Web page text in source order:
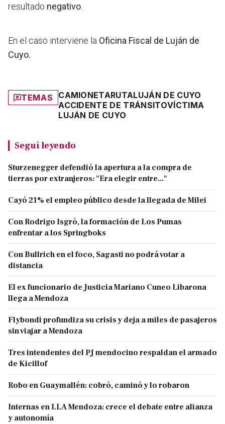
resultado negativo
En el caso interviene la Oficina Fiscal de Luján de
Cuyo.
TEMAS CAMIONETARUTALUJÁN DE CUYO
ACCIDENTE DE TRÁNSITOVÍCTIMA
LUJÁN DE CUYO
Seguí leyendo
Sturzenegger defendió la apertura a la compra de
tierras por extranjeros: "Era elegir entre..."
Cayó 21% el empleo público desde la llegada de Milei
Con Rodrigo Isgró, la formación de Los Pumas
enfrentar a los Springboks
Con Bullrich en el foco, Sagasti no podrá votar a
distancia
El ex funcionario de Justicia Mariano Cuneo Libarona
llega a Mendoza
Flybondi profundiza su crisis y deja a miles de pasajeros
sin viajar a Mendoza
Tres intendentes del PJ mendocino respaldan el armado
de Kicillof
Robo en Guaymallén: cobró, caminó y lo robaron
Internas en LLA Mendoza: crece el debate entre alianza
y autonomía